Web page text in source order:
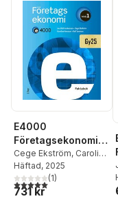
E4000
Företagsekonomi
nivå 1 Faktabok
Cege Ekström, Caroline
Hansson,Rolf Jansson
Jan-Olof Andersson
Häftad, 2025
5,0utav 5 stjärnor. Totalt
(1)
731 kr